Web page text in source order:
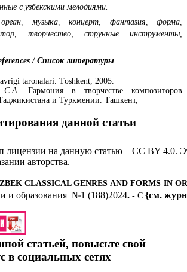
с узбекскими мелодиями.
музыка, концерт, фантазия, форма,
творчество, струнные инструменты,
/ Список литературы
taronalari. Тoshkent, 2005.
С.А. Гармония в творчестве композиторов
и Туркмении. Ташкент,
данной статьи
лицензии на данную статью – CC BY 4.0.
авторства.
CLASSICAL GENRES AND FORMS IN
и образования №1 (188)2024. - С. {см.
статьей, повысьте свой
в социальных сетях